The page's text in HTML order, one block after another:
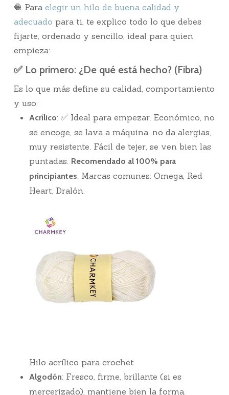
🧶 Para elegir un hilo de buena calidad y
adecuado para ti, te explico todo lo que debes
fijarte, ordenado y sencillo, ideal para quien
empieza:
✅ Lo primero: ¿De qué está hecho? (Fibra)
Es lo que más define su calidad, comportamiento
y uso:
Acrílico: ✅ Ideal para empezar. Económico, no
se encoge, se lava a máquina, no da alergias,
muy resistente. Fácil de tejer, se ven bien las
puntadas. Recomendado al 100% para
principiantes . Marcas comunes: Omega, Red
Heart, Dralón.
Hilo acrílico para crochet
Algodón: Fresco, firme, brillante (si es
mercerizado), mantiene bien la forma.